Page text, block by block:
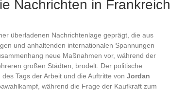
Nachrichten in Frankreich
überladenen Nachrichtenlage geprägt, die aus
und anhaltenden internationalen Spannungen
neue Maßnahmen vor, während der
großen Städten, brodelt. Der politische
Tags der Arbeit und die Auftritte von Jordan
während die Frage der Kaufkraft zum